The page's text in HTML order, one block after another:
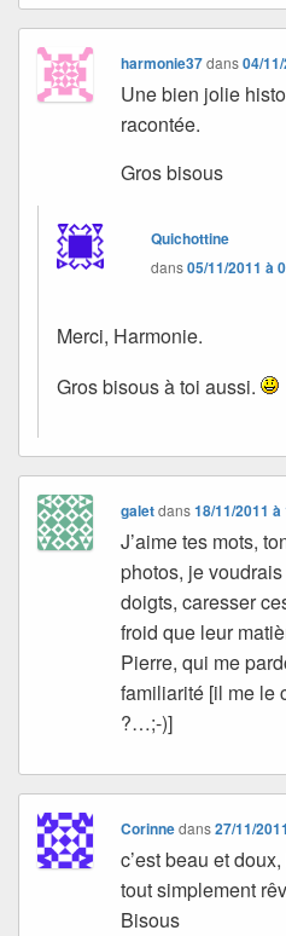
harmonie37dans04/
Une bien jolie
racontée.
Gros bisous
Quichottine
dans05/11/2011 à
Merci, Harmonie.
Gros bisous à toi aussi.
galetdans18/11/2011
J’aime tes mots,
photos, je
doigts, caresser
froid que leur
Pierre, qui me
familiarité [il me le
?…;-)]
Corinnedans27/11/
c’est beau et
tout simplement
Bisous